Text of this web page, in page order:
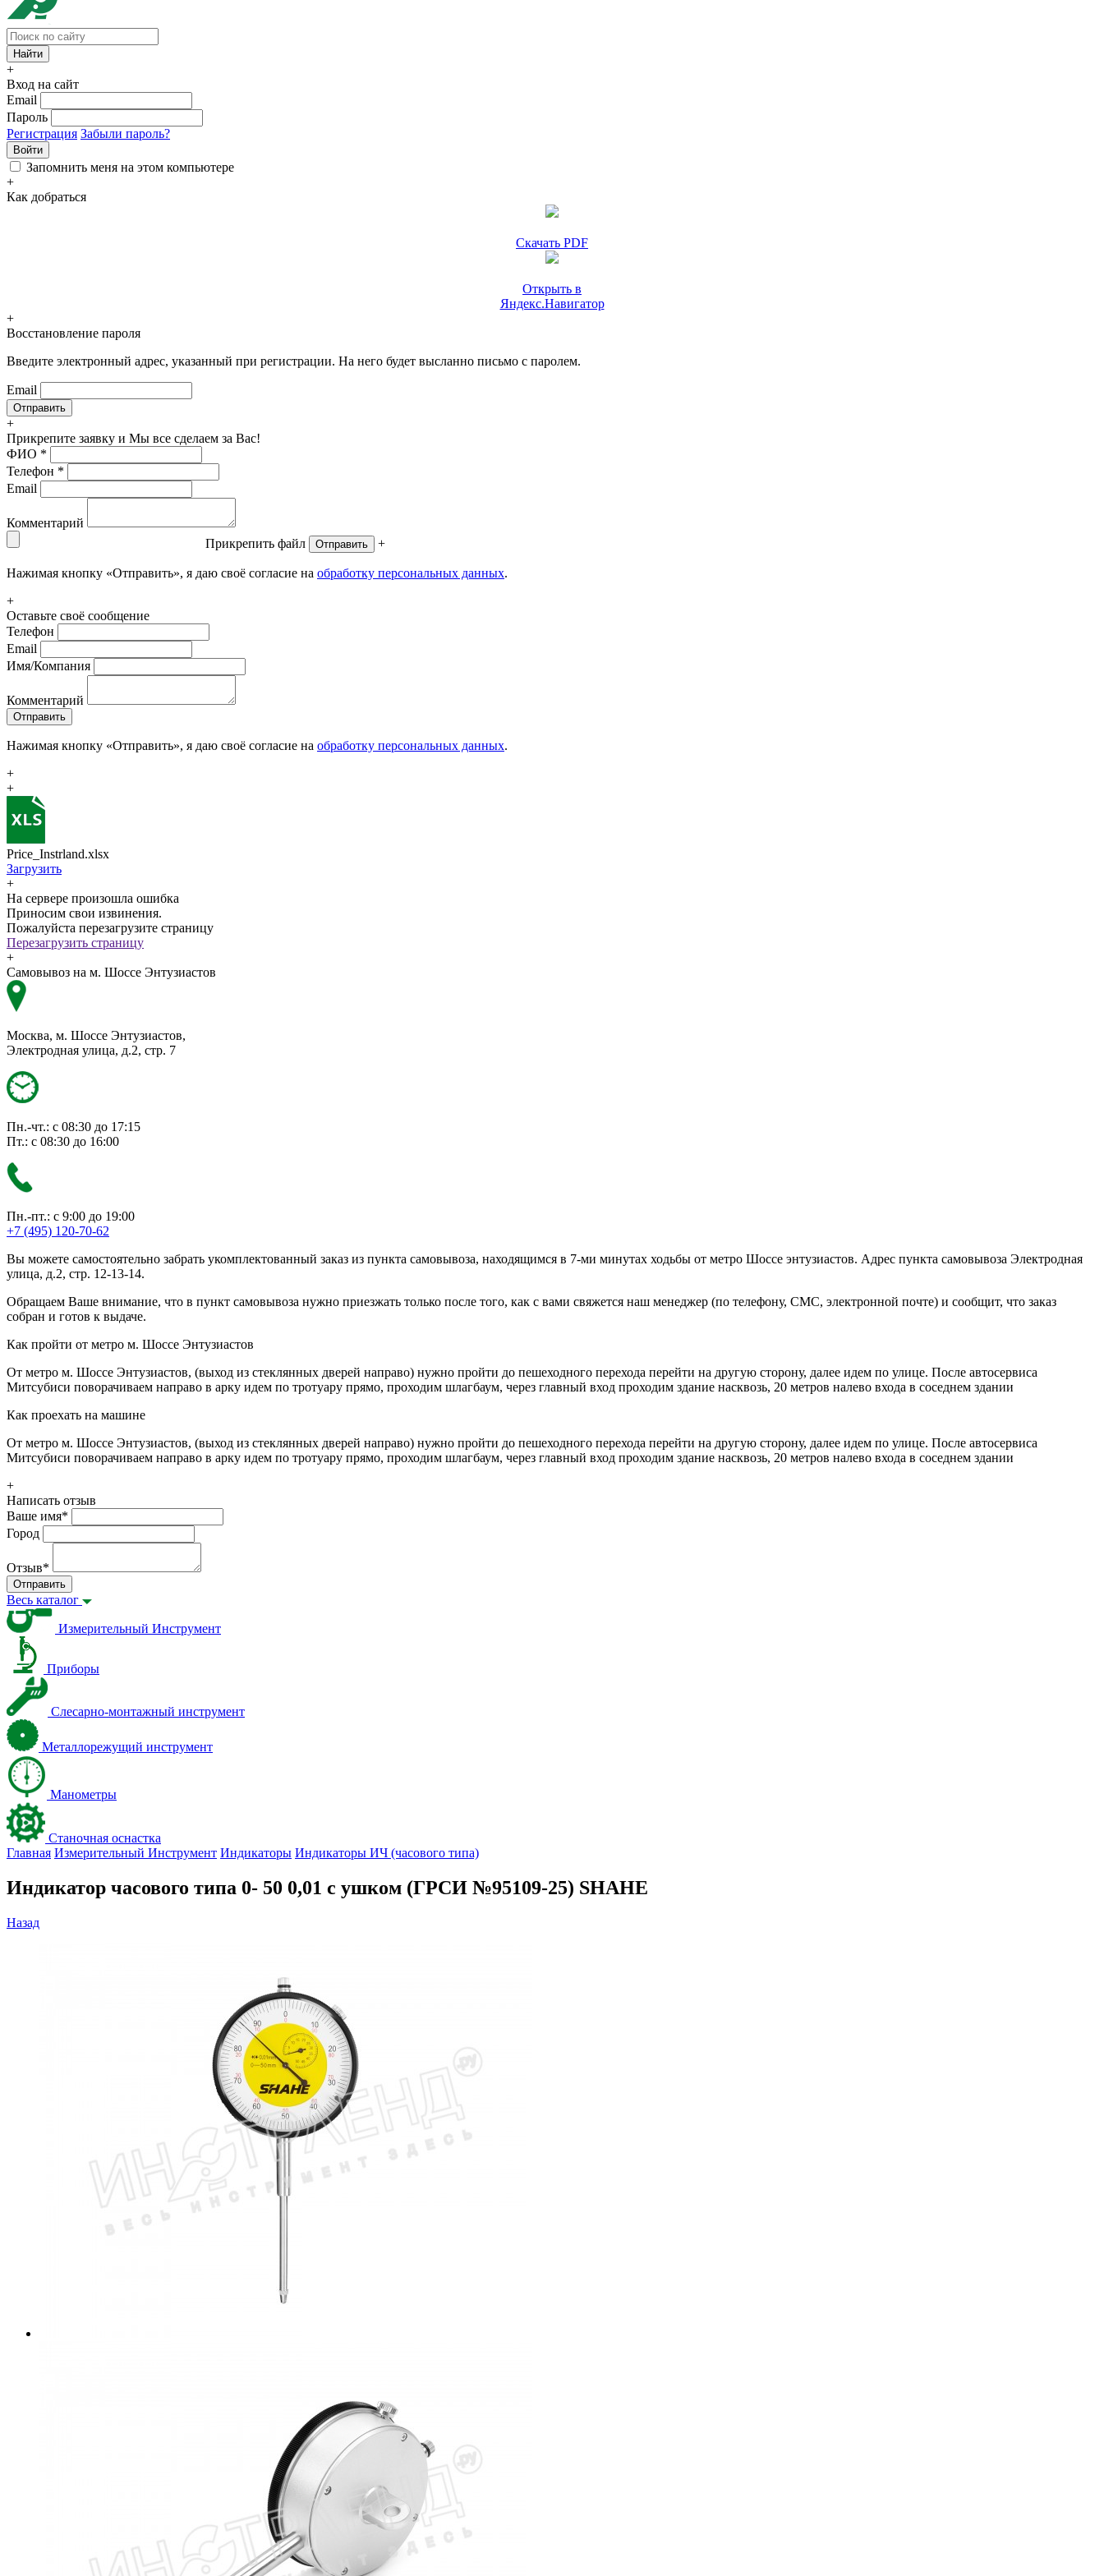
+
Вход на сайт
Email
Пароль
Регистрация Забыли пароль?
Войти
Запомнить меня на этом компьютере
+
Как добраться
Скачать PDF
Открыть в
Яндекс.Навигатор
+
Восстановление пароля
Введите электронный адрес, указанный при регистрации. На него будет высланно письмо с паролем.
Email
+
Прикрепите заявку и Мы все сделаем за Вас!
ФИО *
Телефон *
Email
Комментарий
Прикрепить файл
Отправить +
Нажимая кнопку «Отправить», я даю своё согласие на обработку персональных данных.
+
Оставьте своё сообщение
Телефон
Email
Имя/Компания
Комментарий
Отправить
Нажимая кнопку «Отправить», я даю своё согласие на обработку персональных данных.
+
+
Price_Instrland.xlsx
Загрузить
+
На сервере произошла ошибка
Приносим свои извинения.
Пожалуйста перезагрузите страницу
Перезагрузить страницу
+
Самовывоз на м. Шоссе Энтузиастов
Москва, м. Шоссе Энтузиастов,
Электродная улица, д.2, стр. 7
Пн.-чт.: с 08:30 до 17:15
Пт.: с 08:30 до 16:00
Пн.-пт.: с 9:00 до 19:00
+7 (495) 120-70-62
Вы можете самостоятельно забрать укомплектованный заказ из пункта самовывоза, находящимся в 7-ми минутах ходьбы от метро Шоссе энтузиастов. Адрес пункта самовывоза Электродная
улица, д.2, стр. 12-13-14.
Обращаем Ваше внимание, что в пункт самовывоза нужно приезжать только после того, как с вами свяжется наш менеджер (по телефону, СМС, электронной почте) и сообщит, что заказ
собран и готов к выдаче.
Как пройти от метро м. Шоссе Энтузиастов
От метро м. Шоссе Энтузиастов, (выход из стеклянных дверей направо) нужно пройти до пешеходного перехода перейти на другую сторону, далее идем по улице. После автосервиса
Митсубиси поворачиваем направо в арку идем по тротуару прямо, проходим шлагбаум, через главный вход проходим здание насквозь, 20 метров налево входа в соседнем здании
Как проехать на машине
От метро м. Шоссе Энтузиастов, (выход из стеклянных дверей направо) нужно пройти до пешеходного перехода перейти на другую сторону, далее идем по улице. После автосервиса
Митсубиси поворачиваем направо в арку идем по тротуару прямо, проходим шлагбаум, через главный вход проходим здание насквозь, 20 метров налево входа в соседнем здании
+
Написать отзыв
Ваше имя*
Город
Отзыв*
Отправить
Весь каталог
Измерительный Инструмент
Приборы
Слесарно-монтажный инструмент
Металлорежущий инструмент
Манометры
Станочная оснастка
Главная Измерительный Инструмент Индикаторы Индикаторы ИЧ (часового типа)
Индикатор часового типа 0- 50 0,01 с ушком (ГРСИ №95109-25) SHAHE
Назад